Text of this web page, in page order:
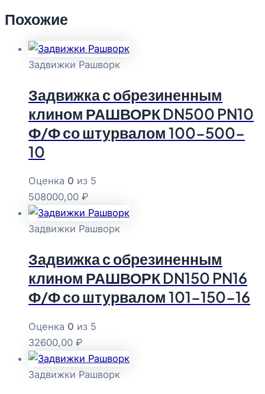
Похожие
Задвижки Рашворк
Задвижка с обрезиненным
клином РАШВОРК DN500 PN10
Ф/Ф со штурвалом 100-500-
10
Оценка 0 из 5
508000,00 ₽
Задвижки Рашворк
Задвижка с обрезиненным
клином РАШВОРК DN150 PN16
Ф/Ф со штурвалом 101-150-16
Оценка 0 из 5
32600,00 ₽
Задвижки Рашворк